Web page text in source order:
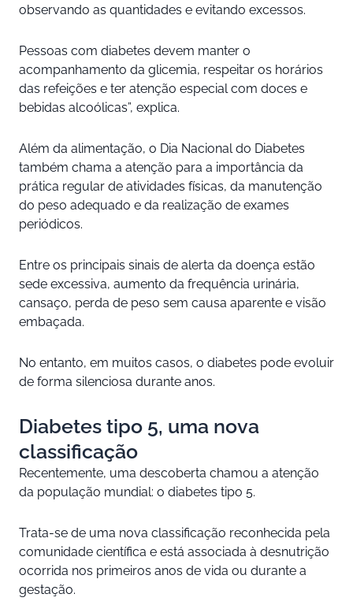
observando as quantidades e evitando excessos.
Pessoas com diabetes devem manter o
acompanhamento da glicemia, respeitar os horários
das refeições e ter atenção especial com doces e
bebidas alcoólicas”, explica.
Além da alimentação, o Dia Nacional do Diabetes
também chama a atenção para a importância da
prática regular de atividades físicas, da manutenção
do peso adequado e da realização de exames
periódicos.
Entre os principais sinais de alerta da doença estão
sede excessiva, aumento da frequência urinária,
cansaço, perda de peso sem causa aparente e visão
embaçada.
No entanto, em muitos casos, o diabetes pode evoluir
de forma silenciosa durante anos.
Diabetes tipo 5, uma nova
classificação
Recentemente, uma descoberta chamou a atenção
da população mundial: o diabetes tipo 5.
Trata-se de uma nova classificação reconhecida pela
comunidade científica e está associada à desnutrição
ocorrida nos primeiros anos de vida ou durante a
gestação.